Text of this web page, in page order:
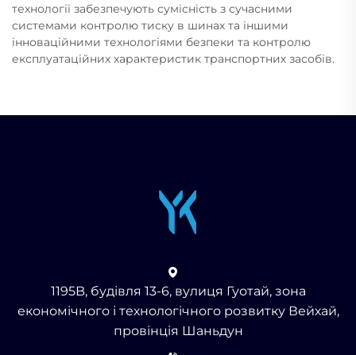
технології забезпечують сумісність з сучасними
системами контролю тиску в шинах та іншими
інноваційними технологіями безпеки та контролю
експлуатаційних характеристик транспортних засобів.
1195B, будівля 13-6, вулиця Гуотай, зона
економічного і технологічного розвитку Вейхай,
провінція Шаньдун